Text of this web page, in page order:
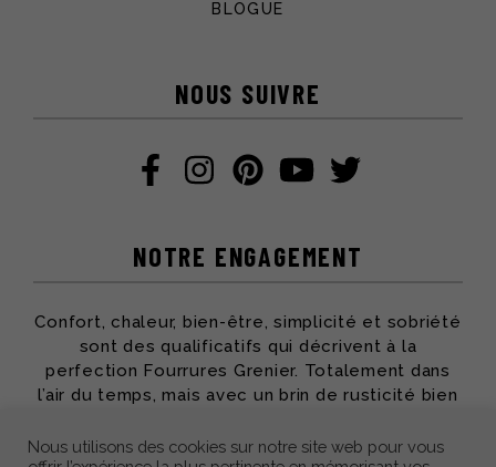
BLOGUE
NOUS SUIVRE
NOTRE ENGAGEMENT
Confort, chaleur, bien-être, simplicité et sobriété
sont des qualificatifs qui décrivent à la
perfection Fourrures Grenier. Totalement dans
l’air du temps, mais avec un brin de rusticité bien
son savoir-faire pour vous offrir des produits qui
Nous utilisons des cookies sur notre site web pour vous